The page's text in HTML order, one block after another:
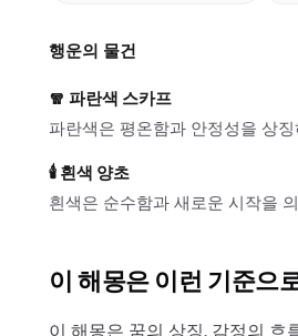
행운의 물건
🧣 파란색 스카프
파란색은 평온함과 안정성을 상
🕯️ 흰색 양초
흰색은 순수함과 새로운 시작을
이 해몽은 이런 기준으
이 해몽은 꿈의 상징, 감정의 흐